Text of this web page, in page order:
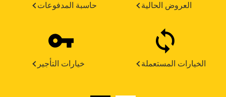
حاسبة المدفوعات العروض الحالية
خيارات التأجير الخيارات المستعملة